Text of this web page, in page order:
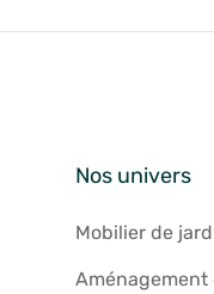
Nos univers
Mobilier de